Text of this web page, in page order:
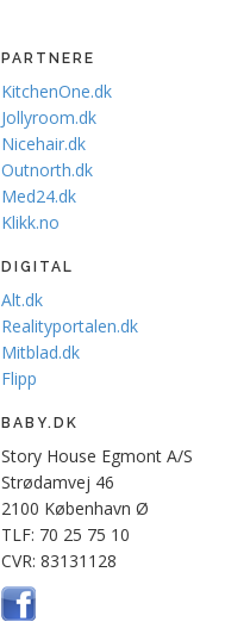
PARTNERE
KitchenOne.dk
Jollyroom.dk
Nicehair.dk
Outnorth.dk
Med24.dk
Klikk.no
DIGITAL
Alt.dk
Realityportalen.dk
Mitblad.dk
Flipp
BABY.DK
Story House Egmont A/S
Strødamvej 46
2100 København Ø
TLF: 70 25 75 10
CVR: 83131128